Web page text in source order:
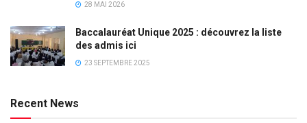
28 MAI 2026
Baccalauréat Unique 2025 : découvrez la liste
des admis ici
23 SEPTEMBRE 2025
Recent News